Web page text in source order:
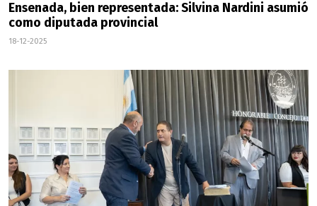
Ensenada, bien representada: Silvina Nardini asumió
como diputada provincial
18-12-2025